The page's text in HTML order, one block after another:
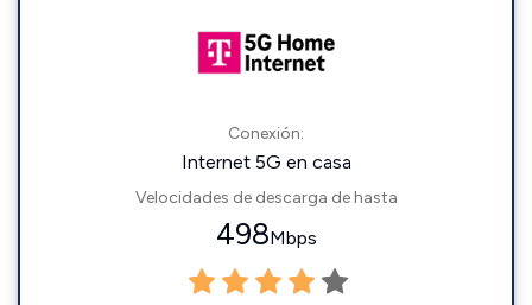
Conexión:
Internet 5G en casa
Velocidades de descarga de hasta
498Mbps